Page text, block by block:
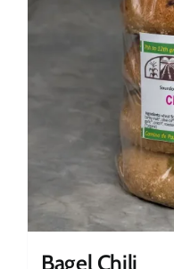
Bagel Chili